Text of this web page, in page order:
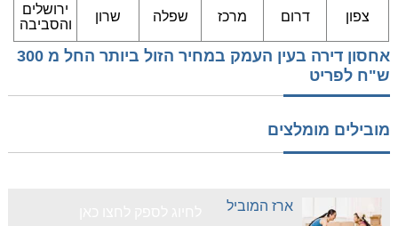
צפון דרום מרכז שפלה שרון
ירושלים
והסביבה
אחסון דירה בעין העמק במחיר הזול ביותר החל מ 300
ש"ח לפריט
מובילים מומלצים
ארז המוביל